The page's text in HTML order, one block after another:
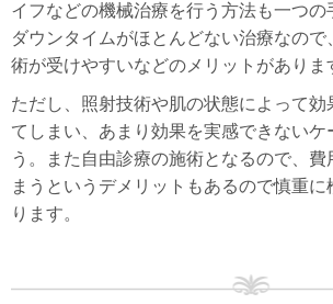
イフなどの機械治療を行う方法も一つの
ダウンタイムがほとんどない治療なの
術が受けやすいなどのメリットがありま
ただし、照射技術や肌の状態によって効
てしまい、あまり効果を実感できないケ
う。また自由診療の施術となるので、費
まうというデメリットもあるので慎重に
ります。